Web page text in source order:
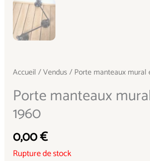
Accueil /Vendus / Porte manteaux mural
Porte manteaux mural
1960
0,00€
Rupture de stock